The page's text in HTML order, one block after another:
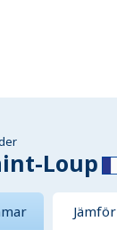
Loup
Jämför